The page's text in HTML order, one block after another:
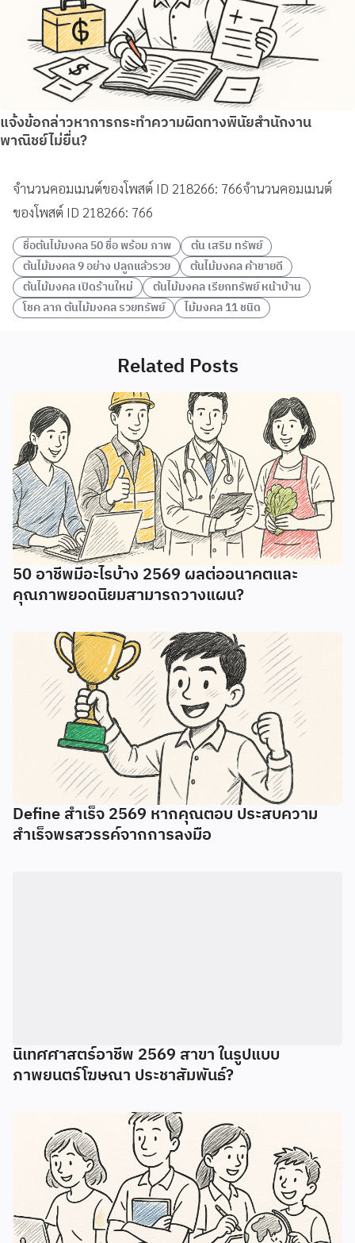
แจ้งข้อกล่าวหาการกระทำความผิดทางพินัยสำนักงาน
พาณิชย์ไม่ยื่น?
จำนวนคอมเมนต์ของโพสต์ ID 218266: 766จำนวนคอมเมนต์
ของโพสต์ ID 218266: 766
ชื่อต้นไม้มงคล 50 ชื่อ พร้อม ภาพ
ต้น เสริม ทรัพย์
ต้นไม้มงคล 9 อย่าง ปลูกแล้วรวย
ต้นไม้มงคล ค้าขายดี
ต้นไม้มงคล เปิดร้านใหม่
ต้นไม้มงคล เรียกทรัพย์ หน้าบ้าน
โชค ลาภ ต้นไม้มงคล รวยทรัพย์
ไม้มงคล 11 ชนิด
Related Posts
50 อาชีพมีอะไรบ้าง 2569 ผลต่ออนาคตและ
คุณภาพยอดนิยมสามารถวางแผน?
Define สำเร็จ 2569 หากคุณตอบ ประสบความ
สำเร็จพรสวรรค์จากการลงมือ
นิเทศศาสตร์อาชีพ 2569 สาขา ในรูปแบบ
ภาพยนตร์โฆษณา ประชาสัมพันธ์?